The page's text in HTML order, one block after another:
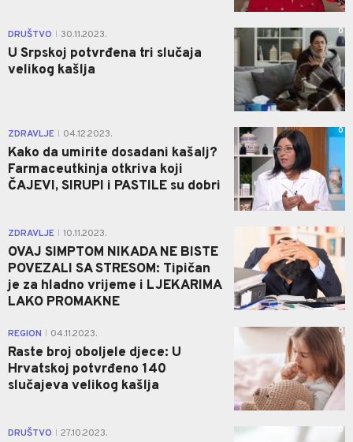
DRUŠTVO 30.11.2023.
U Srpskoj potvrđena tri slučaja
velikog kašlja
0
ZDRAVLJE 04.12.2023.
Kako da umirite dosadani kašalj?
Farmaceutkinja otkriva koji
ČAJEVI, SIRUPI i PASTILE su dobri
0
ZDRAVLJE 10.11.2023.
OVAJ SIMPTOM NIKADA NE BISTE
POVEZALI SA STRESOM: Tipičan
je za hladno vrijeme i LJEKARIMA
LAKO PROMAKNE
0
REGION 04.11.2023.
Raste broj oboljele djece: U
Hrvatskoj potvrđeno 140
slučajeva velikog kašlja
0
DRUŠTVO 27.10.2023. 0